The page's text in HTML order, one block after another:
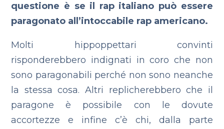
questione è se il rap italiano può essere
paragonato all’intoccabile rap americano.
Molti hippoppettari convinti
risponderebbero indignati in coro che non
sono paragonabili perché non sono neanche
la stessa cosa. Altri replicherebbero che il
paragone è possibile con le dovute
accortezze e infine c’è chi, dalla parte